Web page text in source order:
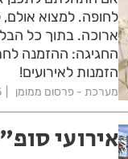
לחופה. למצוא
ארוכה. בתוך כל
החגיגה: ההזמנה
הזמנות לאירועים!
מערכת - פרסום ממומן
אירועי